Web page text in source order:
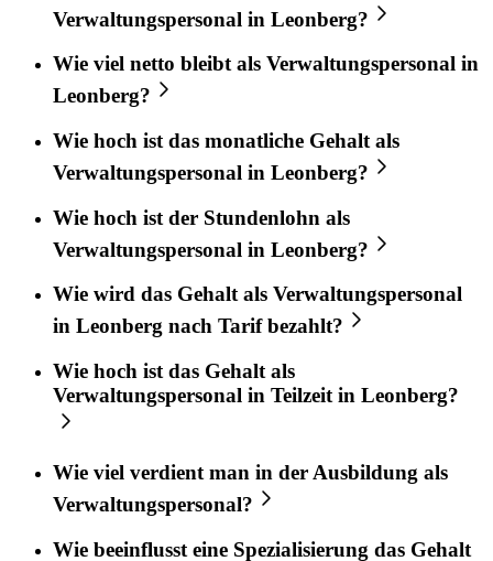
Verwaltungspersonal in Leonberg?
Wie viel netto bleibt als Verwaltungspersonal in
Leonberg?
Wie hoch ist das monatliche Gehalt als
Verwaltungspersonal in Leonberg?
Wie hoch ist der Stundenlohn als
Verwaltungspersonal in Leonberg?
Wie wird das Gehalt als Verwaltungspersonal
in Leonberg nach Tarif bezahlt?
Wie hoch ist das Gehalt als
Verwaltungspersonal in Teilzeit in Leonberg?
Wie viel verdient man in der Ausbildung als
Verwaltungspersonal?
Wie beeinflusst eine Spezialisierung das Gehalt